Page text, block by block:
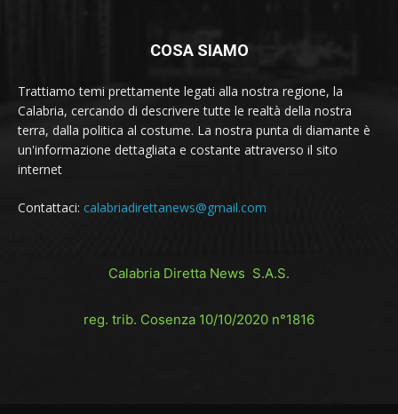
COSA SIAMO
Trattiamo temi prettamente legati alla nostra regione, la
Calabria, cercando di descrivere tutte le realtà della nostra
terra, dalla politica al costume. La nostra punta di diamante è
un'informazione dettagliata e costante attraverso il sito
internet
Contattaci: calabriadirettanews@gmail.com
Calabria Diretta News S.A.S.
reg. trib. Cosenza 10/10/2020 n°1816